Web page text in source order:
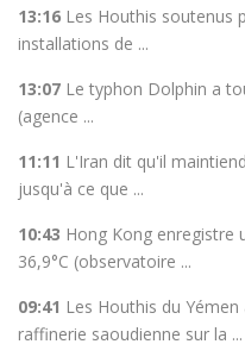
13:16 Les Houthis soutenus
installations de ...
13:07 Le typhon Dolphin a
(agence ...
11:11 L'Iran dit qu'il
jusqu'à ce que ...
10:43 Hong Kong enregistre
36,9°C (observatoire ...
09:41 Les Houthis du
raffinerie saoudienne sur la ...